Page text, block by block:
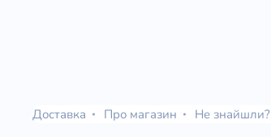
Доставка Про магазин Не знайшли?